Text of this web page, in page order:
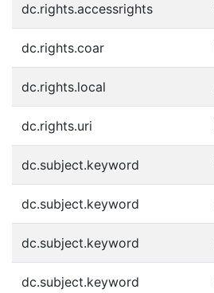
dc.rights.accessrights
dc.rights.coar
dc.rights.local
dc.rights.uri
dc.subject.keyword
dc.subject.keyword
dc.subject.keyword
dc.subject.keyword